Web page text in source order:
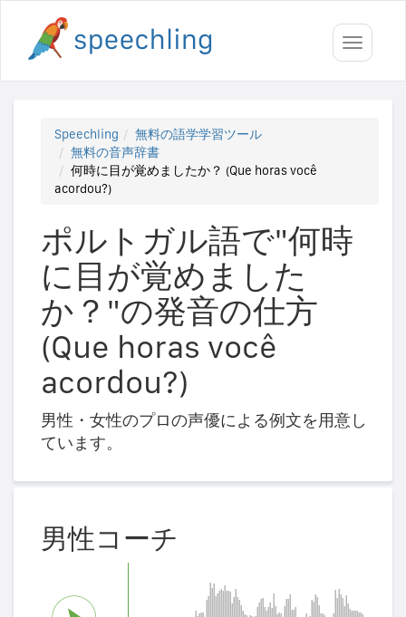
Toggle
Speechling
無料の語学学習ツール
無料の音声辞書
何時に目が覚めましたか？ (Que horas você
acordou?)
ポルトガル語で"何時
に目が覚めました
か？"の発音の仕方
(Que horas você
acordou?)
男性・女性のプロの声優による例文を用意し
ています。
男性コーチ